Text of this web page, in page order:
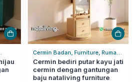
Cermin Badan, Furniture, Rumah
Tangga
Cermin bediri putar kayu jati
cermin dengan gantungan
baju nataliving furniture